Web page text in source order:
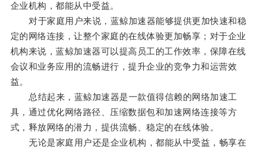
企业机构，都能从中受益。
对于家庭用户来说，蓝鲸加速器能够提供更加快速和稳
定的网络连接，让整个家庭的在线体验更加畅享；对于企业
机构来说，蓝鲸加速器可以提高员工的工作效率，保障在线
会议和业务应用的流畅进行，提升企业的竞争力和运营效
益。
总结起来，蓝鲸加速器是一款值得信赖的网络加速工
具，通过优化网络路径、压缩数据包和加速网络连接等方
式，释放网络的潜力，提供流畅、稳定的在线体验。
无论是家庭用户还是企业机构，都能从中受益，畅享在